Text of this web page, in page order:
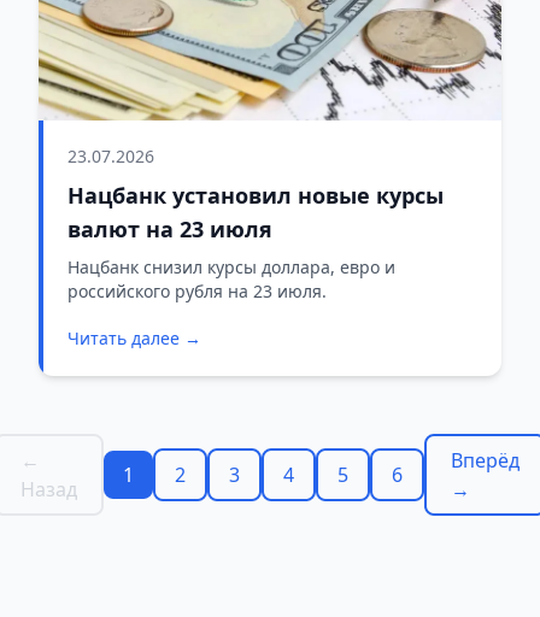
23.07.2026
Нацбанк установил новые курсы
валют на 23 июля
Нацбанк снизил курсы доллара, евро и
российского рубля на 23 июля.
Читать далее →
←
Назад
1 2 3 4 5 6
Вперёд
→